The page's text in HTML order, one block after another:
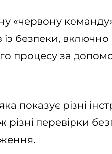
«червону
із безпеки,
процесу за
показує різні
різні перевірки